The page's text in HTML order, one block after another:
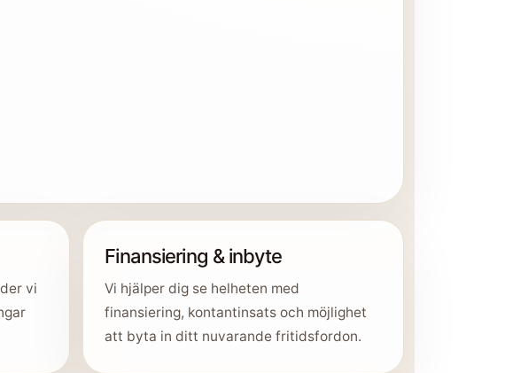
vi
Finansiering & inbyte
Vi hjälper dig se helheten med
finansiering, kontantinsats och möjlighet
att byta in ditt nuvarande fritidsfordon.